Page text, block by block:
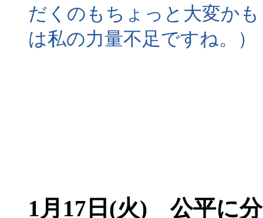
だくのもちょっと大変か
は私の力量不足ですね。）
1月17日(火) 公平に